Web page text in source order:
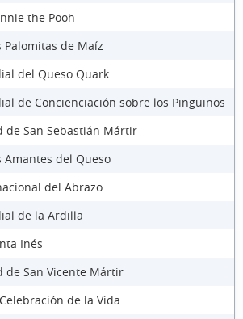
the Pooh
Palomitas de Maíz
del Queso Quark
de Concienciación sobre los Pingüinos
de San Sebastián Mártir
Amantes del Queso
del Abrazo
de la Ardilla
Inés
de San Vicente Mártir
de la Vida